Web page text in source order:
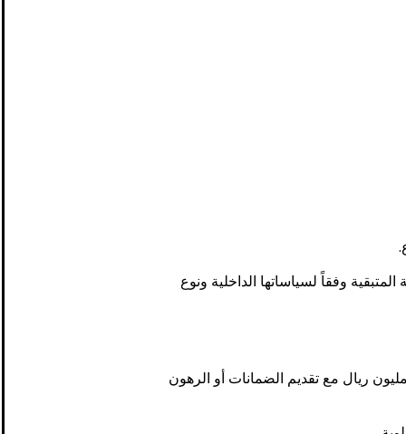
بتمويل النسبة المتبقية وفقاً لسياساتها الداخلية ونوع
تكلفة المشروع 20 مليون ريال، فقد يُطلب من المستثمر توفير 6 ملايين ريال كمساهمة ذاتية، بينما تقوم الجهة التمويلية بتمويل 14 مليون ريال مع تقديم الضمانات أو الرهون